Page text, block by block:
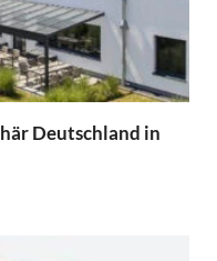
Deutschland in